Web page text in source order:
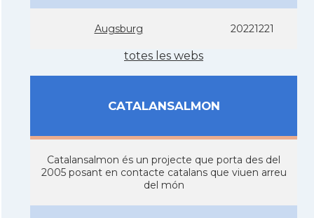
Augsburg 20221221
totes les webs
CATALANSALMON
Catalansalmon és un projecte que porta des del
2005 posant en contacte catalans que viuen arreu
del món